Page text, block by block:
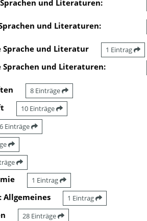
Sprachen und Literaturen:
und Literaturen:
Sprache und Literatur 1 Eintrag
Sprachen und Literaturen:
8 Einträge
10 Einträge
Einträge
1 Eintrag
Allgemeines 1 Eintrag
28 Einträge